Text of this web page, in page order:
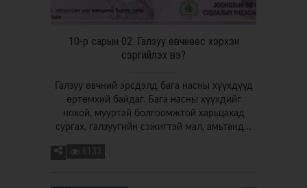
10-р сарын 02: Галзуу өвчнөөс хэрхэн
сэргийлэх вэ?
Галзуу өвчний эрсдэлд бага насны хүүхдүүд
өртөмхий байдаг. Бага насны хүүхдийг
нохой, мууртай болгоомжтой харьцахад
сургах, галзуугийн сэжигтэй мал, амьтанд…
6133